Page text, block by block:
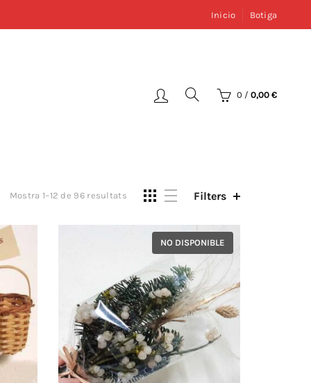
Inicio Botiga
0 / 0,00 €
Mostra 1–12 de 96 resultats Filters
NO DISPONIBLE